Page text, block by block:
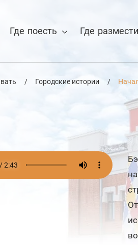
Где поесть Где
для отмены
/ Городские истории /